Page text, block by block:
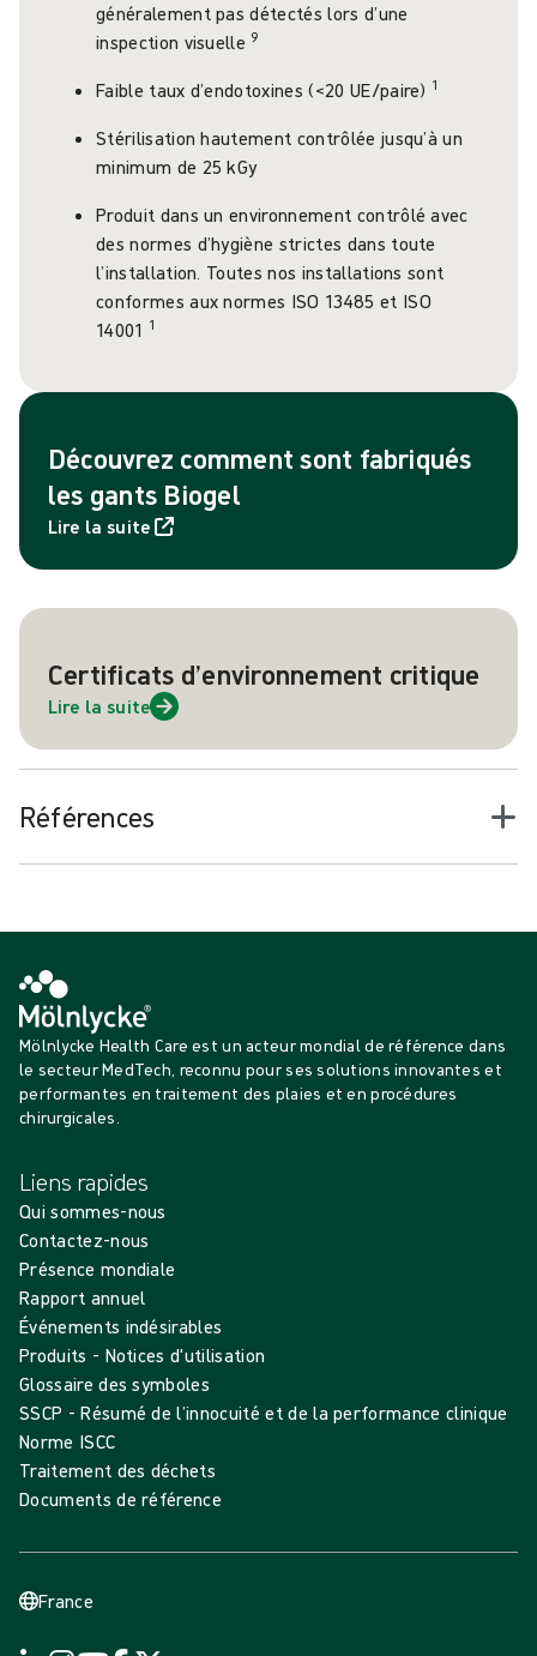
généralement pas détectés lors d’une
inspection visuelle 9
Faible taux d’endotoxines (<20 UE/paire) 1
Stérilisation hautement contrôlée jusqu’à un
minimum de 25 kGy
Produit dans un environnement contrôlé avec
des normes d’hygiène strictes dans toute
l’installation. Toutes nos installations sont
conformes aux normes ISO 13485 et ISO
14001 1
Découvrez comment sont fabriqués
les gants Biogel
Lire la suite
Certificats d’environnement critique
Lire la suite
Références
Mölnlycke Health Care est un acteur mondial de référence dans
le secteur MedTech, reconnu pour ses solutions innovantes et
performantes en traitement des plaies et en procédures
chirurgicales.
Liens rapides
Qui sommes-nous
Contactez-nous
Présence mondiale
Rapport annuel
Événements indésirables
Produits - Notices d'utilisation
Glossaire des symboles
SSCP - Résumé de l’innocuité et de la performance clinique
Norme ISCC
Traitement des déchets
Documents de référence
France